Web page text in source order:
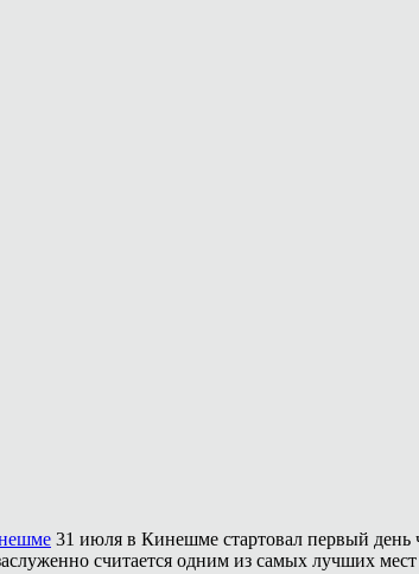
31 июля в Кинешме стартовал первый день
считается одним из самых лучших